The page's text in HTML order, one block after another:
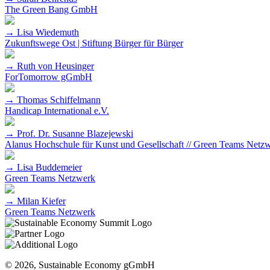
The Green Bang GmbH
→ Lisa Wiedemuth
Zukunftswege Ost | Stiftung Bürger für Bürger
→ Ruth von Heusinger
ForTomorrow gGmbH
→ Thomas Schiffelmann
Handicap International e.V.
→ Prof. Dr. Susanne Blazejewski
Alanus Hochschule für Kunst und Gesellschaft // Green Teams
→ Lisa Buddemeier
Green Teams Netzwerk
→ Milan Kiefer
Green Teams Netzwerk
© 2026, Sustainable Economy gGmbH